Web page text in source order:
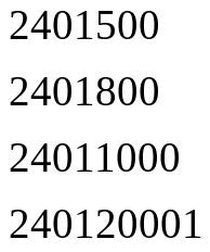
2401500
2401800
24011000
240120001